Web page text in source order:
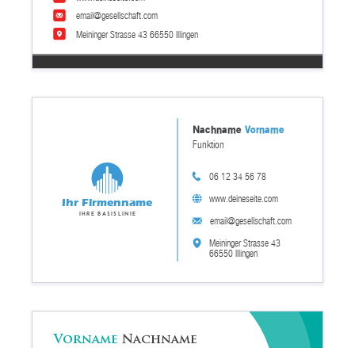
Meininger Strasse 43 66550 Illingen
email@gesellschaft.com
email@gesellschaft.com
Meininger Strasse 43
66550 Illingen
06 12 34 56 78
www.deineseite.com
Funktion
NachnameVorname
Ihr Firmenname
Ihre Basislinie
VornameNachname